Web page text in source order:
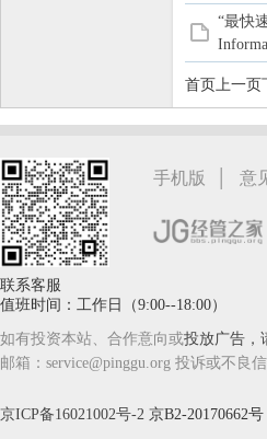
“最快
首页上一页
手机版 | 意
联系客服
值班时间：工作日（9:00--18:00）
如有投资本站、合作意向或投放广告，
邮箱：service@pinggu.org 投诉或不良
京ICP备16021002号-2 京B2-20170662号